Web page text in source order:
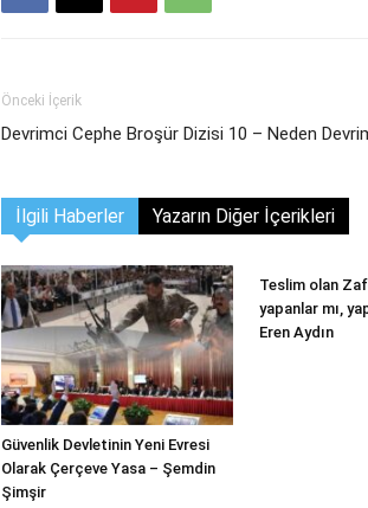
Önceki İçerik
Devrimci Cephe Broşür Dizisi 10 – Neden
İlgili Haberler Yazarın Diğer İçerikleri
Güvenlik Devletinin Yeni Evresi
Olarak Çerçeve Yasa – Şemdin
Şimşir
Teslim olan
yapanlar mı,
Eren Aydın